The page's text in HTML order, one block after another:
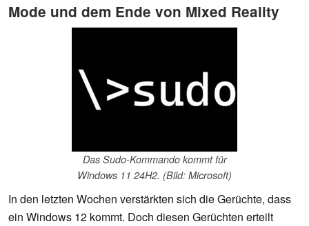
Mode und dem Ende von Mixed Reality
Das Sudo-Kommando kommt für
Windows 11 24H2. (Bild: Microsoft)
In den letzten Wochen verstärkten sich die Gerüchte, dass
ein Windows 12 kommt. Doch diesen Gerüchten erteilt